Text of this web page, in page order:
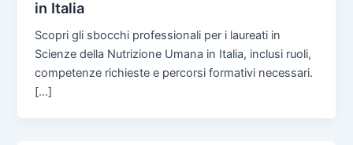
in Italia
Scopri gli sbocchi professionali per i laureati in
Scienze della Nutrizione Umana in Italia, inclusi ruoli,
competenze richieste e percorsi formativi necessari.
[…]